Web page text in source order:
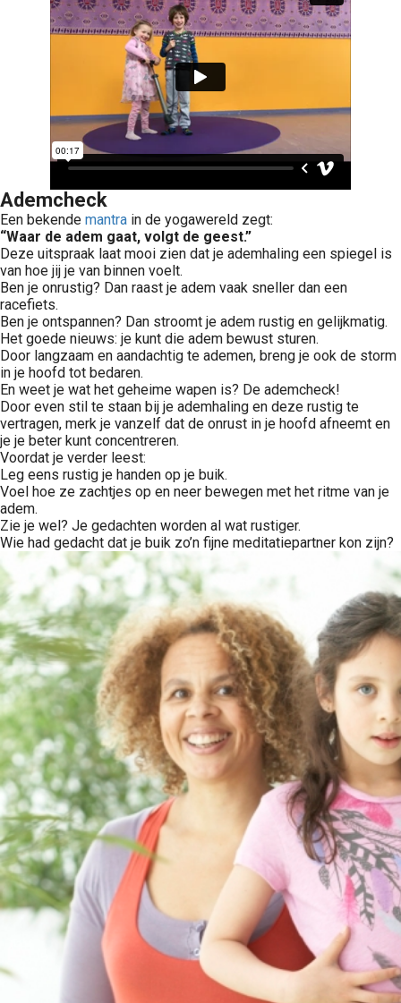
Ademcheck
Een bekende mantra in de yogawereld zegt:
“Waar de adem gaat, volgt de geest.”
Deze uitspraak laat mooi zien dat je ademhaling een spiegel is
van hoe jij je van binnen voelt.
Ben je onrustig? Dan raast je adem vaak sneller dan een
racefiets.
Ben je ontspannen? Dan stroomt je adem rustig en gelijkmatig.
Het goede nieuws: je kunt die adem bewust sturen.
Door langzaam en aandachtig te ademen, breng je ook de storm
in je hoofd tot bedaren.
En weet je wat het geheime wapen is? De ademcheck!
Door even stil te staan bij je ademhaling en deze rustig te
vertragen, merk je vanzelf dat de onrust in je hoofd afneemt en
je je beter kunt concentreren.
Voordat je verder leest:
Leg eens rustig je handen op je buik.
Voel hoe ze zachtjes op en neer bewegen met het ritme van je
adem.
Zie je wel? Je gedachten worden al wat rustiger.
Wie had gedacht dat je buik zo’n fijne meditatiepartner kon zijn?